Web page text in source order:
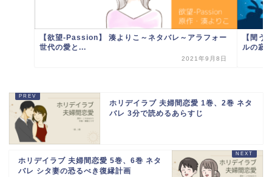
【欲望-Passion】 湊よりこ～ネタバレ～アラフォー
世代の愛と...
2021年9月8日
【閏う
ルの寂
ホリデイラブ 夫婦間恋愛 1巻、2巻 ネタ
バレ 3分で読めるあらすじ
ホリデイラブ 夫婦間恋愛 5巻、6巻 ネタ
バレ シタ妻の恐るべき復縁計画